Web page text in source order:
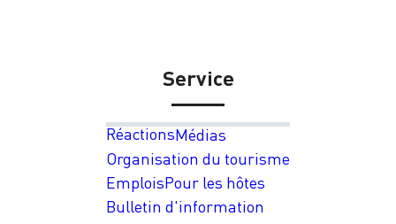
Service
RéactionsMédias
Organisation du tourisme
EmploisPour les hôtes
Bulletin d'information